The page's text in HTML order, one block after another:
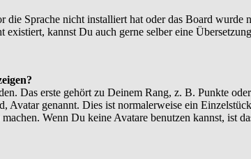
Sprache nicht installiert hat oder das Board
existiert, kannst Du auch gerne selber eine
Das erste gehört zu Deinem Rang, z. B. Punkte
Avatar genannt. Dies ist normalerweise ein
Wenn Du keine Avatare benutzen kannst, ist